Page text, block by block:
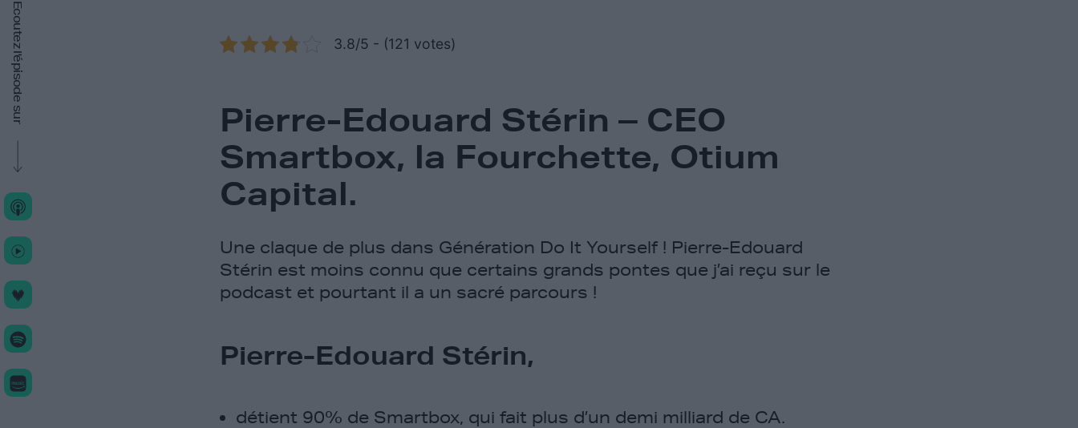
Ecoutez l'épisode sur 3.8/5 - (121 votes)
Pierre-Edouard Stérin – CEO
Smartbox, la Fourchette, Otium
Capital.
Une claque de plus dans Génération Do It Yourself ! Pierre-Edouard
Stérin est moins connu que certains grands pontes que j’ai reçu sur le
podcast et pourtant il a un sacré parcours !
Pierre-Edouard Stérin,
détient 90% de Smartbox, qui fait plus d’un demi milliard de CA.